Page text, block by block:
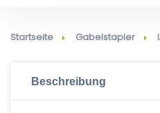
Startseite Gabelstapler
Beschreibung